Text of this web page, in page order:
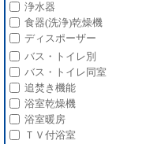
浄水器
食器(洗浄)乾燥機
ディスポーザー
バス・トイレ別
バス・トイレ同室
追焚き機能
浴室乾燥機
浴室暖房
ＴＶ付浴室